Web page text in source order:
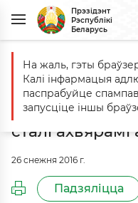
Прэзідэнт
Рэспублікі
Беларусь
Галоўная Падзеі
Спачуванне
тэлекампаній,
сталі
26 снежня 2016 г.
Падзяліцца
На жаль, гэты
Калі інфармацыя
паспрабуйце
запусціце іншы